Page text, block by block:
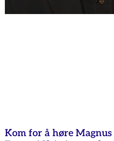
Kom for å høre